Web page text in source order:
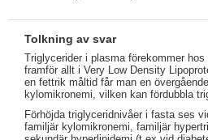
Tolkning av svar
Triglycerider i plasma förekommer
framför allt i Very Low Density
en fettrik måltid får man en
kylomikronemi, vilken kan fördubbla
Förhöjda triglyceridnivåer i fasta ses
familjär kylomikronemi, familjär